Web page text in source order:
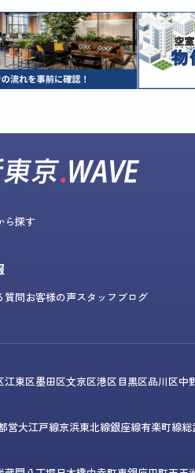
ら探す
質問お客様の声スタッフブログ
江東区墨田区文京区港区目黒区品川区中
営大江戸線京浜東北線銀座線有楽町線総